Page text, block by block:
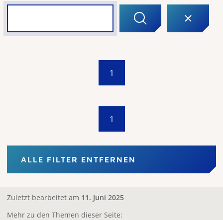
1
1
ALLE FILTER ENTFERNEN
Zuletzt bearbeitet am 11. Juni 2025
Mehr zu den Themen dieser Seite: